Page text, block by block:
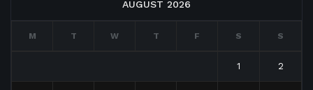
AUGUST 2026
M T W T F S S
1 2